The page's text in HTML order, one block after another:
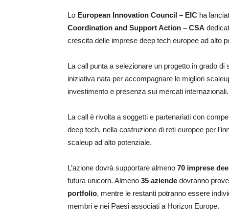
Lo European Innovation Council – EIC ha
Coordination and Support Action – CSA
crescita delle imprese deep tech europee ad alto
La call punta a selezionare un progetto in grado
iniziativa nata per accompagnare le migliori
investimento e presenza sui mercati internazionali.
La call è rivolta a soggetti e partenariati con
deep tech, nella costruzione di reti europee per
scaleup ad alto potenziale.
L’azione dovrà supportare almeno 70 imprese
futura unicorn. Almeno 35 aziende dovranno
portfolio, mentre le restanti potranno essere
membri e nei Paesi associati a Horizon Europe.